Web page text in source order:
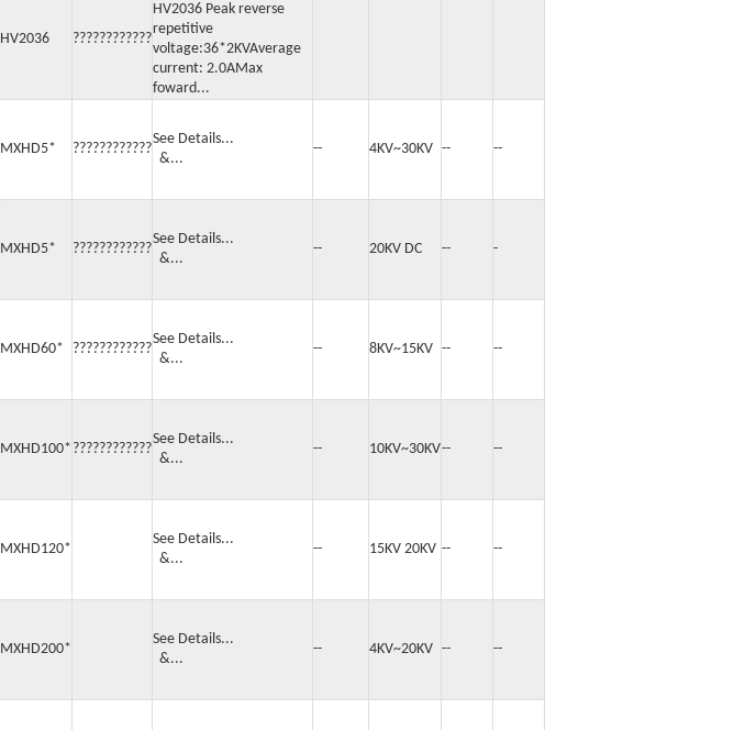
HV2036 ????????????
HV2036 Peak reverse
repetitive
voltage:36*2KVAverage
current: 2.0AMax
foward...
MXHD5* ????????????
See Details...
&...
-- 4KV~30KV -- --
MXHD5* ????????????
See Details...
&...
-- 20KV DC -- -
MXHD60* ????????????
See Details...
&...
-- 8KV~15KV -- --
MXHD100* ????????????
See Details...
&...
-- 10KV~30KV-- --
MXHD120*
See Details...
&...
-- 15KV 20KV -- --
MXHD200*
See Details...
&...
-- 4KV~20KV -- --